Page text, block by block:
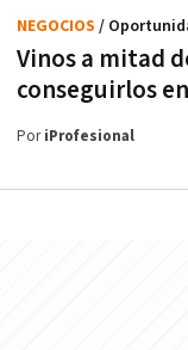
Vinos a mitad
conseguirlos
NEGOCIOS /
PoriProfesional